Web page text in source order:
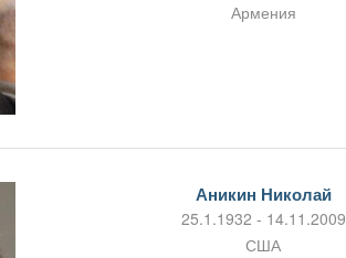
Армения
Аникин Николай
25.1.1932 - 14.11.2009
США